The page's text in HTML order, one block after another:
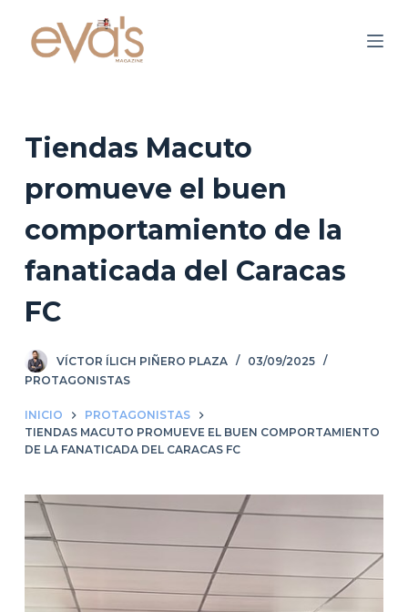
o
e
d
Tiendas Macuto
promueve el buen
comportamiento de la
fanaticada del Caracas
FC
VÍCTOR ÍLICH PIÑERO PLAZA
03/09/2025
PROTAGONISTAS
INICIO
PROTAGONISTAS
TIENDAS MACUTO PROMUEVE EL BUEN COMPORTAMIENTO
DE LA FANATICADA DEL CARACAS FC